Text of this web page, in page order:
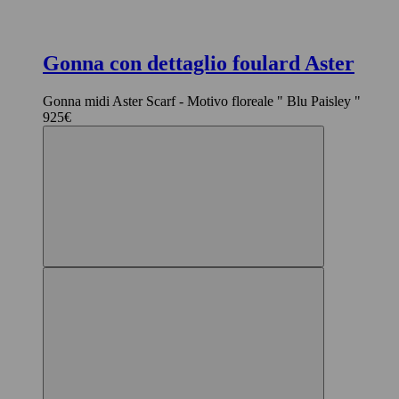
Gonna con dettaglio foulard Aster
Gonna midi Aster Scarf - Motivo floreale " Blu Paisley "
925€